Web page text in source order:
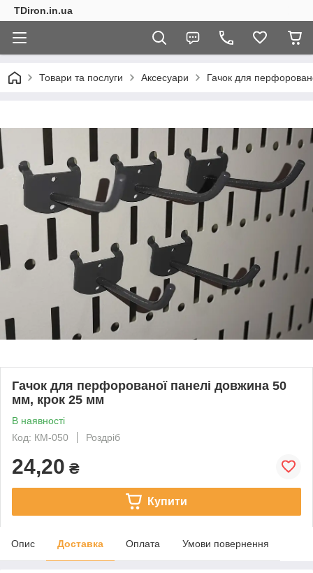
TDiron.in.ua
Товари та послуги Аксесуари Гачок для
Гачок для перфорованої панелі довжина 50
мм, крок 25 мм
В наявності
Код: КМ-050
Роздріб
24,20 ₴
Купити
Опис Доставка Оплата Умови повернення